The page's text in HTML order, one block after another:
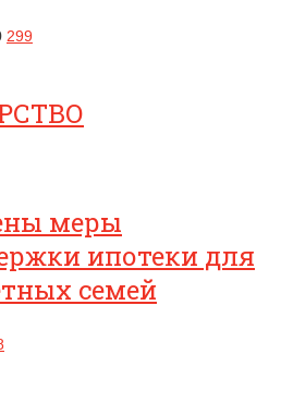
299
меры
ипотеки для
семей